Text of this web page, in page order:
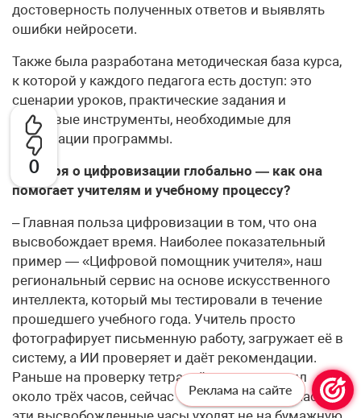
0
достоверность полученных ответов и выявлять
ошибки нейросети.
Также была разработана методическая база курса,
к которой у каждого педагога есть доступ: это
сценарии уроков, практические задания и
цифровые инструменты, необходимые для
реализации программы.
– Говоря о цифровизации глобально — как она
помогает учителям и учебному процессу?
– Главная польза цифровизации в том, что она
высвобождает время. Наиболее показательный
пример — «Цифровой помощник учителя», наш
региональный сервис на основе искусственного
интеллекта, который мы тестировали в течение
прошедшего учебного года. Учитель просто
фотографирует письменную работу, загружает её в
систему, а ИИ проверяет и даёт рекомендации.
Раньше на проверку тетрадей педагог тратил
около трёх часов, сейчас — не больше получаса. И
Реклама на сайте